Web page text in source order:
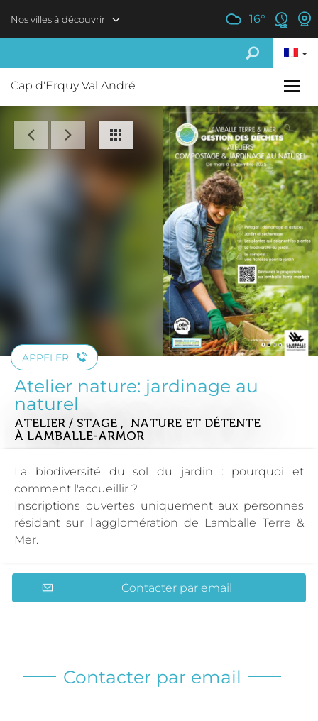
Nos villes à découvrir 16°
Cap d'Erquy Val André
APPELER
Atelier nature: jardinage au
naturel
ATELIER / STAGE , NATURE ET DÉTENTE
À LAMBALLE-ARMOR
La biodiversité du sol du jardin : pourquoi et
comment l'accueillir ?
Inscriptions ouvertes uniquement aux personnes
résidant sur l'agglomération de Lamballe Terre &
Mer.
Contacter par email
Contacter par email